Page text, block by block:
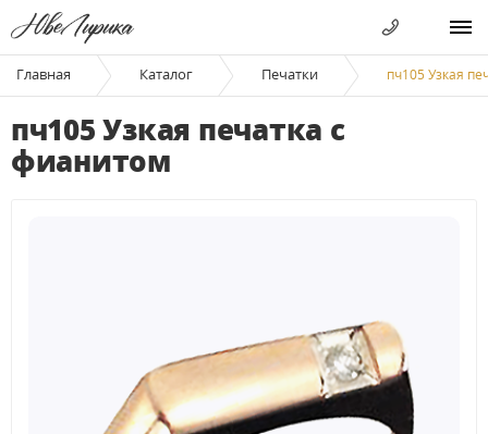
Главная Каталог Печатки пч105 Узкая
пч105 Узкая печатка с
фианитом